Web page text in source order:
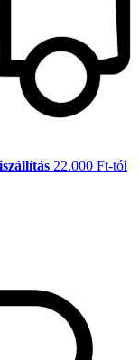
22.000 Ft-tól